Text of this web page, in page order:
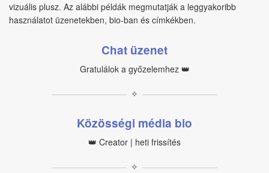
vizuális plusz. Az alábbi példák megmutatják a leggyakoribb
használatot üzenetekben, bio-ban és címkékben.
Chat üzenet
Gratulálok a győzelemhez 👑
✧
Közösségi média bio
👑 Creator | heti frissítés
✧